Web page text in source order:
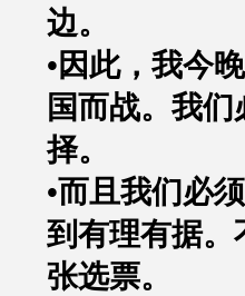
边。
•因此，我今
国而战。我
择。
•而且我们必
到有理有据。
张选票。